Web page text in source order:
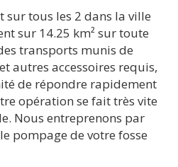
sur tous les 2 dans la ville
sur 14.25 km² sur toute
transports munis de
autres accessoires requis,
de répondre rapidement
opération se fait très vite
Nous entreprenons par
pompage de votre fosse